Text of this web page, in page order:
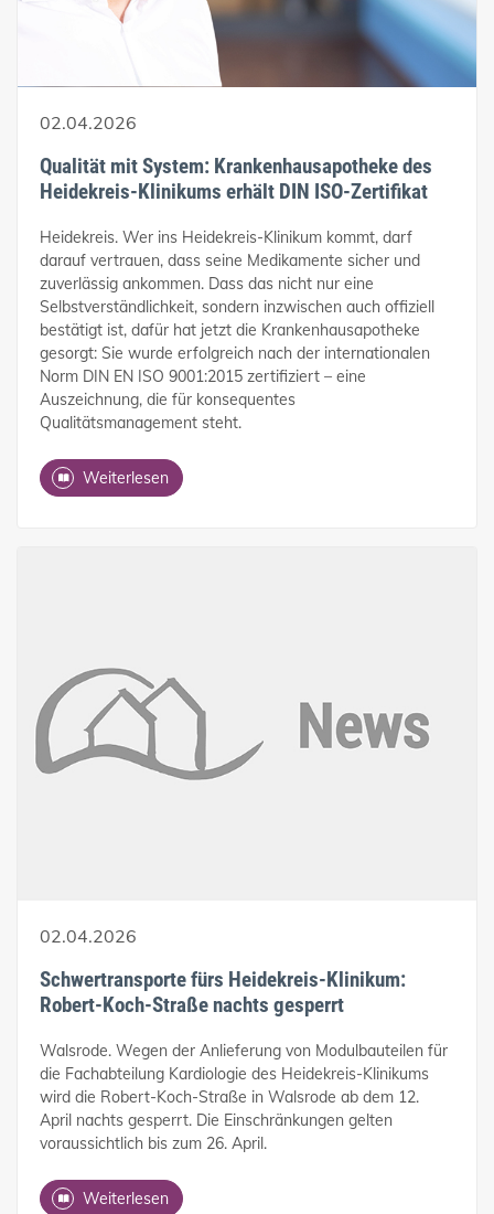
02.04.2026
Qualität mit System: Krankenhausapotheke des
Heidekreis-Klinikums erhält DIN ISO-Zertifikat
Heidekreis. Wer ins Heidekreis-Klinikum kommt, darf
darauf vertrauen, dass seine Medikamente sicher und
zuverlässig ankommen. Dass das nicht nur eine
Selbstverständlichkeit, sondern inzwischen auch offiziell
bestätigt ist, dafür hat jetzt die Krankenhausapotheke
gesorgt: Sie wurde erfolgreich nach der internationalen
Norm DIN EN ISO 9001:2015 zertifiziert – eine
Auszeichnung, die für konsequentes
Qualitätsmanagement steht.
Weiterlesen
02.04.2026
Schwertransporte fürs Heidekreis-Klinikum:
Robert-Koch-Straße nachts gesperrt
Walsrode. Wegen der Anlieferung von Modulbauteilen für
die Fachabteilung Kardiologie des Heidekreis-Klinikums
wird die Robert-Koch-Straße in Walsrode ab dem 12.
April nachts gesperrt. Die Einschränkungen gelten
voraussichtlich bis zum 26. April.
Weiterlesen